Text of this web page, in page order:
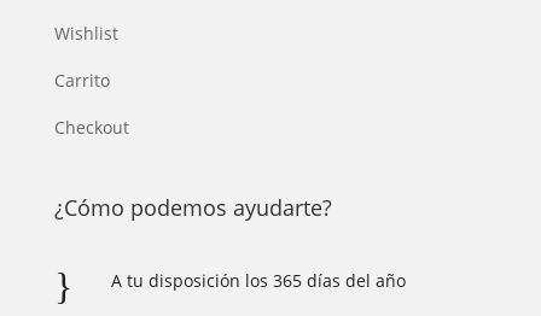
Wishlist
Carrito
Checkout
¿Cómo podemos ayudarte?
} A tu disposición los 365 días del año